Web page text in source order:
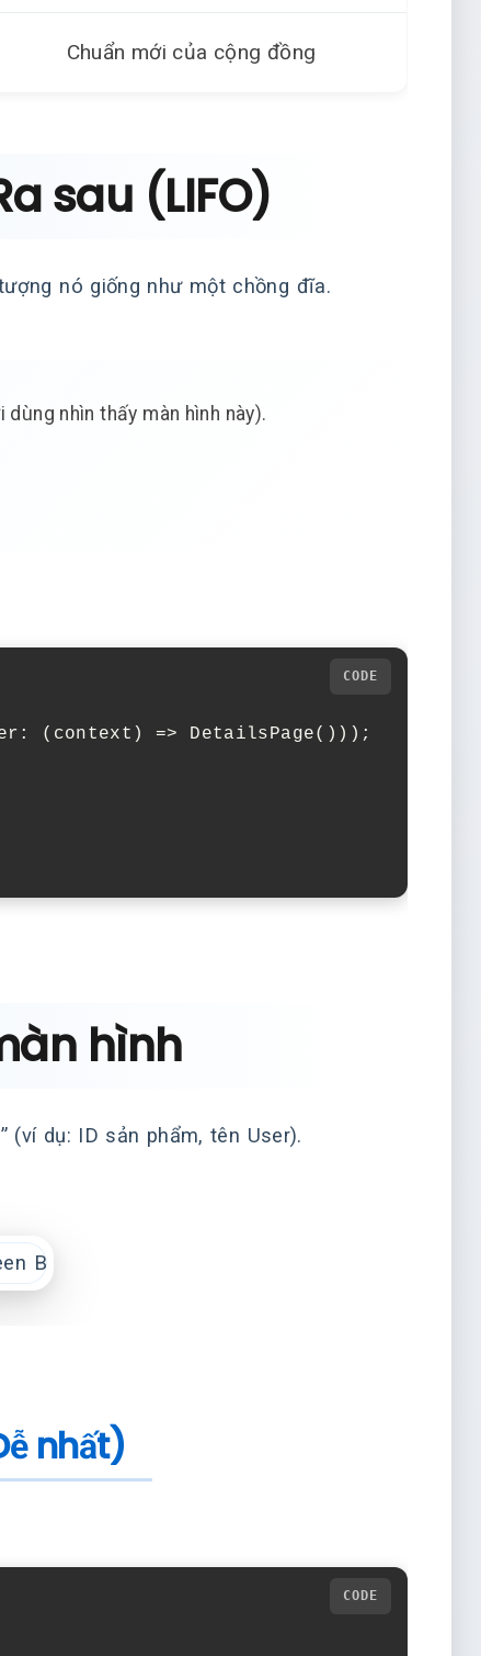
Chuẩn mới của cộng đồng
sau (LIFO)
nó giống như một chồng đĩa.
nhìn thấy màn hình này).
( context ) => DetailsPage()));
hình
(ví dụ: ID sản phẩm, tên User).
nhất)